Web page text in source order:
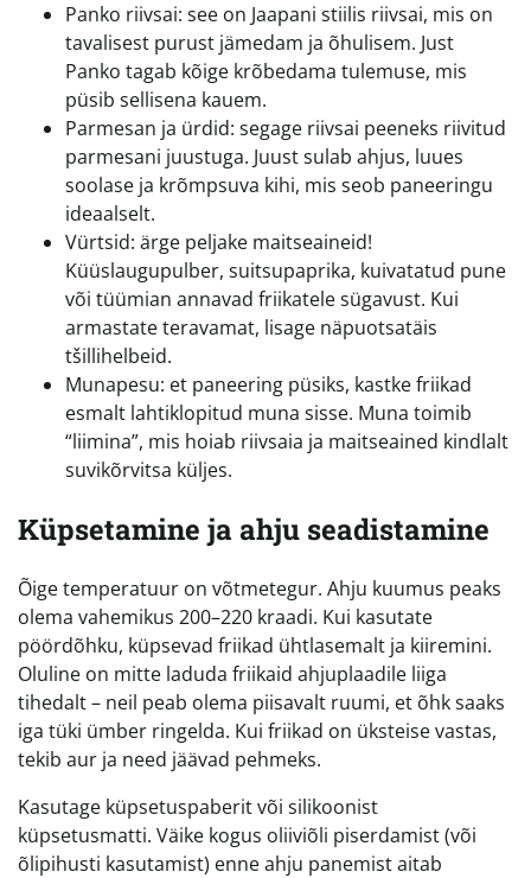
Panko riivsai: see on Jaapani stiilis riivsai, mis on
tavalisest purust jämedam ja õhulisem. Just
Panko tagab kõige krõbedama tulemuse, mis
püsib sellisena kauem.
Parmesan ja ürdid: segage riivsai peeneks riivitud
parmesani juustuga. Juust sulab ahjus, luues
soolase ja krõmpsuva kihi, mis seob paneeringu
ideaalselt.
Vürtsid: ärge peljake maitseaineid!
Küüslaugupulber, suitsupaprika, kuivatatud pune
või tüümian annavad friikatele sügavust. Kui
armastate teravamat, lisage näpuotsatäis
tšillihelbeid.
Munapesu: et paneering püsiks, kastke friikad
esmalt lahtiklopitud muna sisse. Muna toimib
“liimina”, mis hoiab riivsaia ja maitseained kindlalt
suvikõrvitsa küljes.
Küpsetamine ja ahju seadistamine
Õige temperatuur on võtmetegur. Ahju kuumus peaks
olema vahemikus 200–220 kraadi. Kui kasutate
pöördõhku, küpsevad friikad ühtlasemalt ja kiiremini.
Oluline on mitte laduda friikaid ahjuplaadile liiga
tihedalt – neil peab olema piisavalt ruumi, et õhk saaks
iga tüki ümber ringelda. Kui friikad on üksteise vastas,
tekib aur ja need jäävad pehmeks.
Kasutage küpsetuspaberit või silikoonist
küpsetusmatti. Väike kogus oliiviõli piserdamist (või
õlipihusti kasutamist) enne ahju panemist aitab